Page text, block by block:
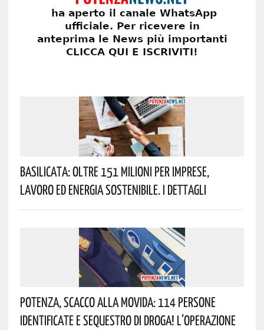
Basilicata: Oltre 151 Milioni Per Imprese,
Lavoro Ed Energia Sostenibile. I Dettagli
Potenza, Scacco Alla Movida: 114 Persone
Identificate E Sequestro Di Droga! L’operazione